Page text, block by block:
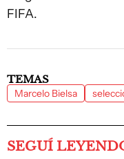
FIFA.
TEMAS
Marcelo Bielsa
SEGUÍ